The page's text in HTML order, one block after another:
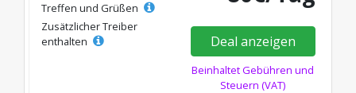
Treffen und Grüßen
Zusätzlicher Treiber
enthalten
Deal anzeigen
Beinhaltet Gebühren und
Steuern (VAT)